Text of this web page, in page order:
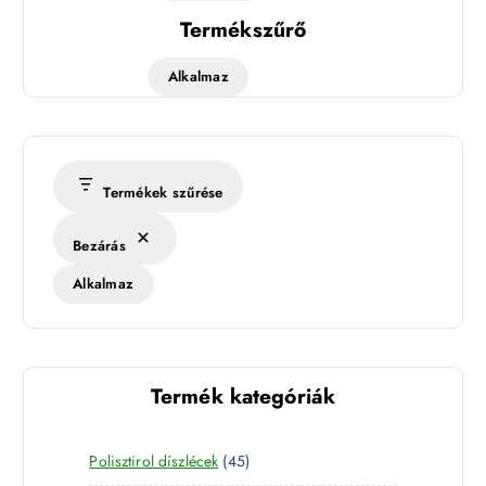
Termékszűrő
Alkalmaz
Termékek szűrése
Bezárás
Alkalmaz
Termék kategóriák
Polisztirol díszlécek 454